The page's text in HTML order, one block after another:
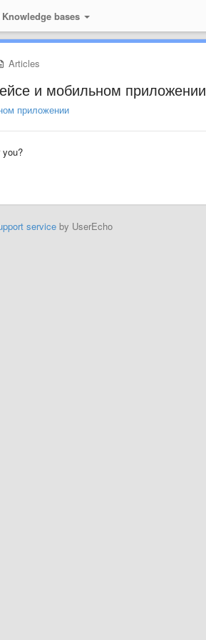
Knowledge bases
Articles
и мобильном приложении
приложении
serviceby UserEcho